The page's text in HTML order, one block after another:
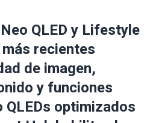
QLED y Lifestyle
recientes
de imagen,
y funciones
optimizados